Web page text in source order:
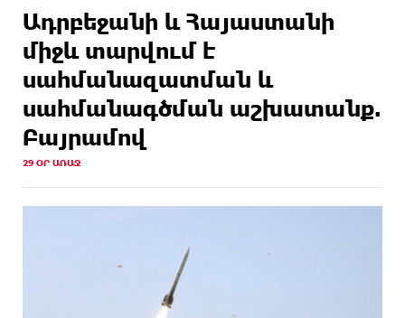
Ադրբեջանի և Հայաստանի
միջև տարվում է
սահմանազատման և
սահմանագծման աշխատանք.
Բայրամով
29 ՕՐ ԱՌԱՋ